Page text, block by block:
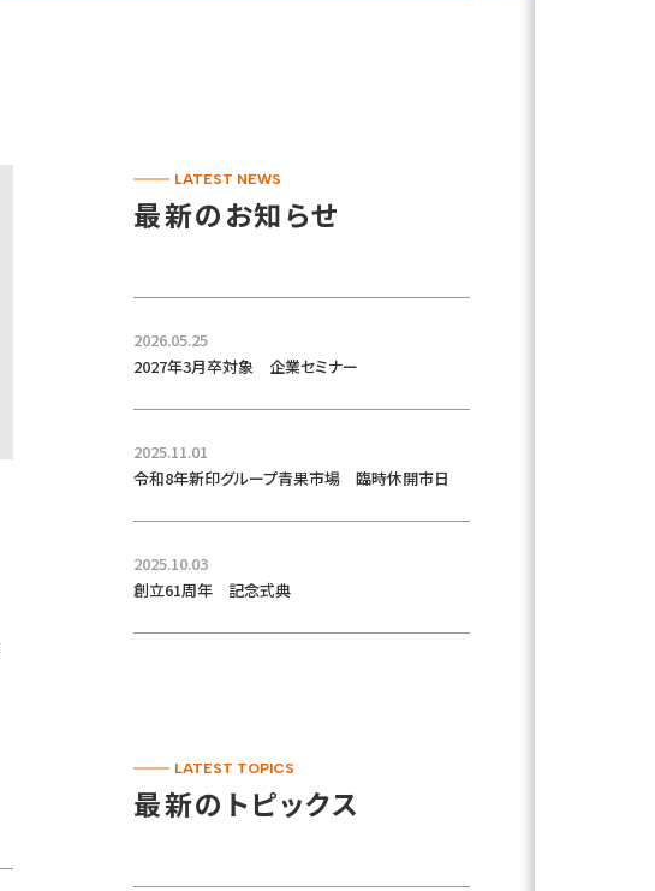
LATEST NEWS
最新のお知らせ
2026.05.25
2027年3月卒対象 企業セミナー
2025.11.01
令和8年新印グループ青果市場 臨時休開市日
2025.10.03
創立61周年 記念式典
LATEST TOPICS
最新のトピックス